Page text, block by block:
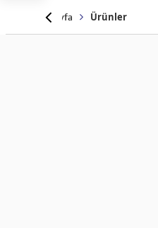
Anasayfa Ürünler